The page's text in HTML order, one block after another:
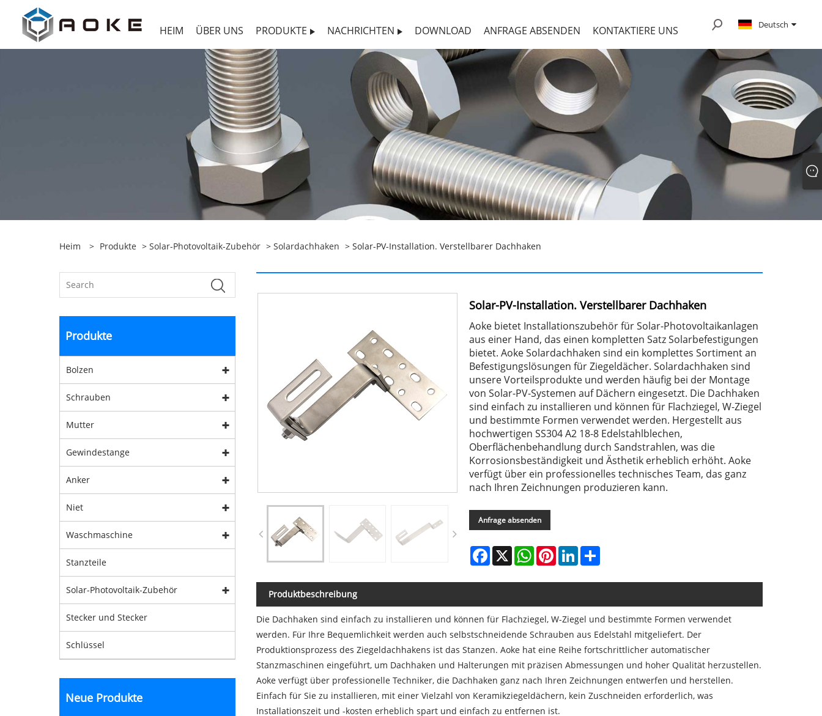
HEIM ÜBER UNS PRODUKTE NACHRICHTEN DOWNLOAD ANFRAGE ABSENDEN KONTAKTIERE UNS Deutsch
Heim > Produkte > Solar-Photovoltaik-Zubehör > Solardachhaken > Solar-PV-Installation. Verstellbarer Dachhaken
Produkte
Bolzen
Schrauben
Mutter
Gewindestange
Anker
Niet
Waschmaschine
Stanzteile
Solar-Photovoltaik-Zubehör
Stecker und Stecker
Schlüssel
Neue Produkte
Solar-PV-Installation. Verstellbarer Dachhaken
Aoke bietet Installationszubehör für Solar-Photovoltaikanlagen
aus einer Hand, das einen kompletten Satz Solarbefestigungen
bietet. Aoke Solardachhaken sind ein komplettes Sortiment an
Befestigungslösungen für Ziegeldächer. Solardachhaken sind
unsere Vorteilsprodukte und werden häufig bei der Montage
von Solar-PV-Systemen auf Dächern eingesetzt. Die Dachhaken
sind einfach zu installieren und können für Flachziegel, W-Ziegel
und bestimmte Formen verwendet werden. Hergestellt aus
hochwertigen SS304 A2 18-8 Edelstahlblechen,
Oberflächenbehandlung durch Sandstrahlen, was die
Korrosionsbeständigkeit und Ästhetik erheblich erhöht. Aoke
verfügt über ein professionelles technisches Team, das ganz
nach Ihren Zeichnungen produzieren kann.
Anfrage absenden
Facebook
X WhatsAppPinterestLinkedInShare
Produktbeschreibung
Die Dachhaken sind einfach zu installieren und können für Flachziegel, W-Ziegel und bestimmte Formen verwendet
werden. Für Ihre Bequemlichkeit werden auch selbstschneidende Schrauben aus Edelstahl mitgeliefert. Der
Produktionsprozess des Ziegeldachhakens ist das Stanzen. Aoke hat eine Reihe fortschrittlicher automatischer
Stanzmaschinen eingeführt, um Dachhaken und Halterungen mit präzisen Abmessungen und hoher Qualität herzustellen.
Aoke verfügt über professionelle Techniker, die Dachhaken ganz nach Ihren Zeichnungen entwerfen und herstellen.
Einfach für Sie zu installieren, mit einer Vielzahl von Keramikziegeldächern, kein Zuschneiden erforderlich, was
Installationszeit und -kosten erheblich spart und einfach zu entfernen ist.